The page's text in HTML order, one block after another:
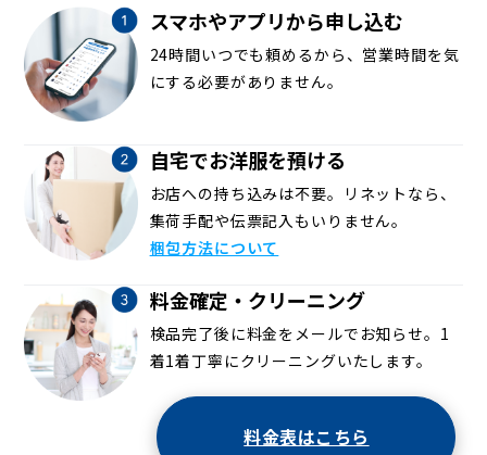
スマホやアプリから申し込む
24時間いつでも頼めるから、営業時間を気
にする必要がありません。
自宅でお洋服を預ける
お店への持ち込みは不要。リネットなら、
集荷手配や伝票記入もいりません。
梱包方法について
料金確定・クリーニング
検品完了後に料金をメールでお知らせ。1
着1着丁寧にクリーニングいたします。
料金表はこちら